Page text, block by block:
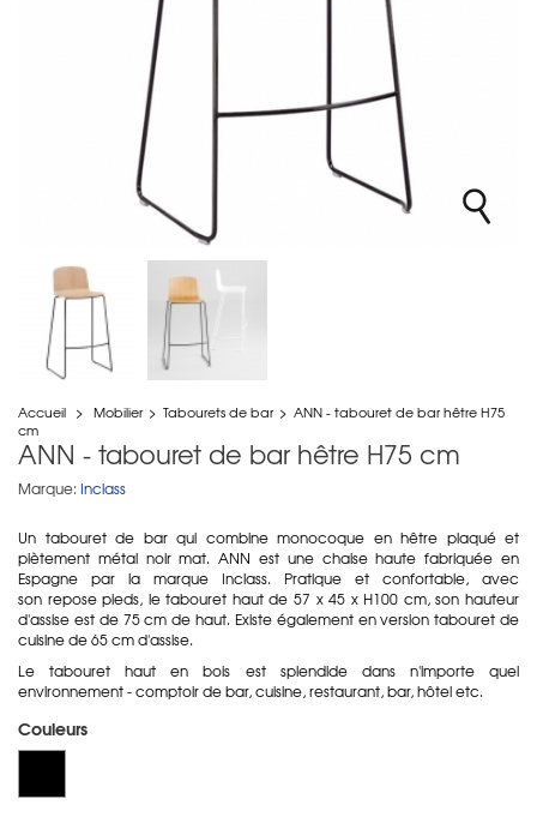
Accueil > Mobilier > Tabourets de bar > ANN - tabouret de bar hêtre H75
cm
ANN - tabouret de bar hêtre H75 cm
Marque: Inclass
Un tabouret de bar qui combine monocoque en hêtre plaqué et
piètement métal noir mat. ANN est une chaise haute fabriquée en
Espagne par la marque Inclass. Pratique et confortable, avec
son repose pieds, le tabouret haut de 57 x 45 x H100 cm, son hauteur
d'assise est de 75 cm de haut. Existe également en version tabouret de
cuisine de 65 cm d'assise.
Le tabouret haut en bois est splendide dans n'importe quel
environnement - comptoir de bar, cuisine, restaurant, bar, hôtel etc.
Couleurs